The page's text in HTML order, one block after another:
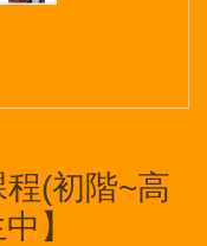
程(初階~高
】